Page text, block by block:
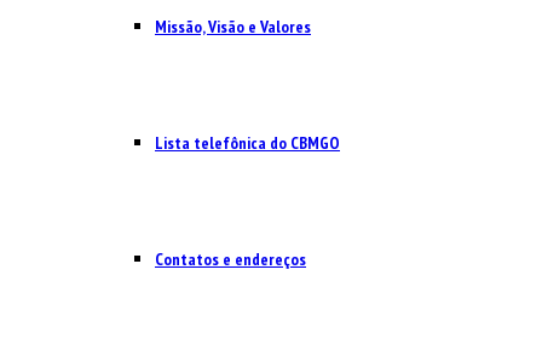
Missão, Visão e Valores
Lista telefônica do CBMGO
Contatos e endereços